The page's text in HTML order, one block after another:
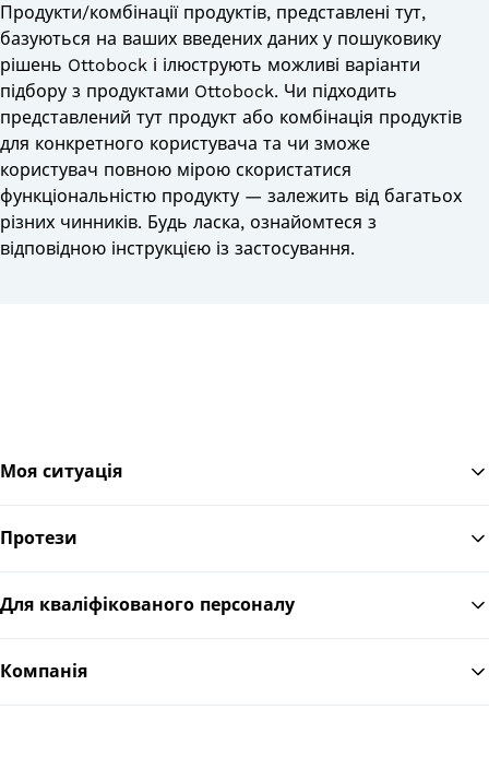
Продукти/комбінації продуктів, представлені тут,
базуються на ваших введених даних у пошуковику
рішень Ottobock і ілюструють можливі варіанти
підбору з продуктами Ottobock. Чи підходить
представлений тут продукт або комбінація продуктів
для конкретного користувача та чи зможе
користувач повною мірою скористатися
функціональністю продукту — залежить від багатьох
різних чинників. Будь ласка, ознайомтеся з
відповідною інструкцією із застосування.
Моя ситуація
Протези
Для кваліфікованого персоналу
Компанія